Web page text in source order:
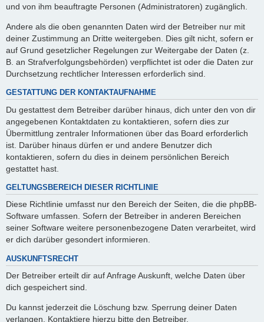
und von ihm beauftragte Personen (Administratoren) zugänglich.
Andere als die oben genannten Daten wird der Betreiber nur mit
deiner Zustimmung an Dritte weitergeben. Dies gilt nicht, sofern er
auf Grund gesetzlicher Regelungen zur Weitergabe der Daten (z.
B. an Strafverfolgungsbehörden) verpflichtet ist oder die Daten zur
Durchsetzung rechtlicher Interessen erforderlich sind.
GESTATTUNG DER KONTAKTAUFNAHME
Du gestattest dem Betreiber darüber hinaus, dich unter den von dir
angegebenen Kontaktdaten zu kontaktieren, sofern dies zur
Übermittlung zentraler Informationen über das Board erforderlich
ist. Darüber hinaus dürfen er und andere Benutzer dich
kontaktieren, sofern du dies in deinem persönlichen Bereich
gestattet hast.
GELTUNGSBEREICH DIESER RICHTLINIE
Diese Richtlinie umfasst nur den Bereich der Seiten, die die phpBB-
Software umfassen. Sofern der Betreiber in anderen Bereichen
seiner Software weitere personenbezogene Daten verarbeitet, wird
er dich darüber gesondert informieren.
AUSKUNFTSRECHT
Der Betreiber erteilt dir auf Anfrage Auskunft, welche Daten über
dich gespeichert sind.
Du kannst jederzeit die Löschung bzw. Sperrung deiner Daten
verlangen. Kontaktiere hierzu bitte den Betreiber.